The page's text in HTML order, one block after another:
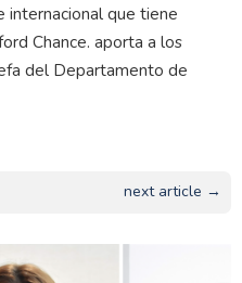
internacional que tiene
Chance. aporta a los
del Departamento de
next article →